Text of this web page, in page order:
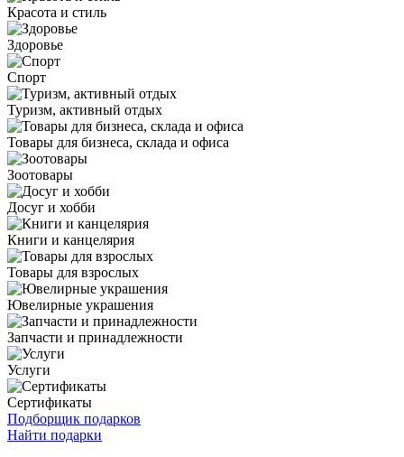
Красота и стиль
Здоровье
Спорт
Туризм, активный отдых
Товары для бизнеса, склада и офиса
Зоотовары
Досуг и хобби
Книги и канцелярия
Товары для взрослых
Ювелирные украшения
Запчасти и принадлежности
Услуги
Сертификаты
Подборщик подарков
Найти подарки